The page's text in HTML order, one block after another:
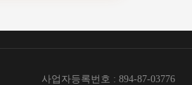
사업자등록번호 : 894-87-03776